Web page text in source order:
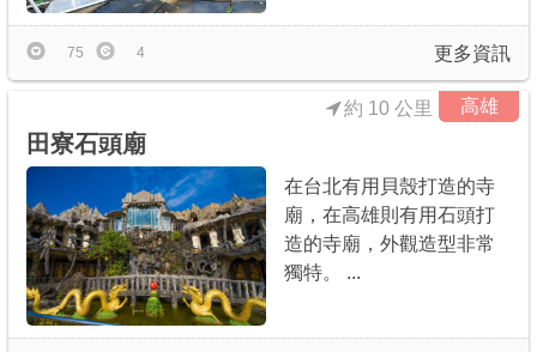
更多資訊
75 4
高雄
田寮石頭廟
約 10 公里
在台北有用貝殼打造的寺
廟，在高雄則有用石頭打
造的寺廟，外觀造型非常
獨特。 ...